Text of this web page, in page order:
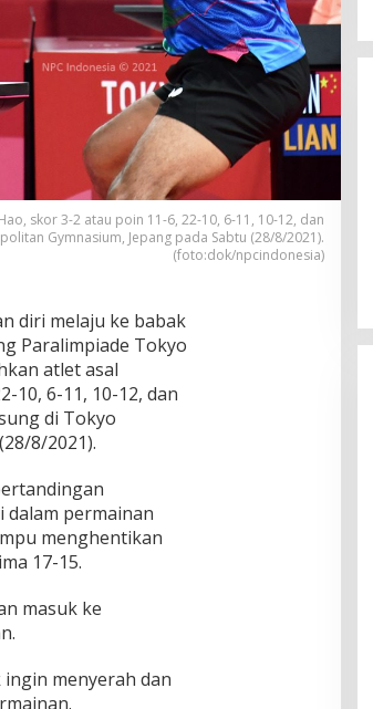
skor 3-2 atau poin 11-6, 22-10, 6-11, 10-12, dan
Gymnasium, Jepang pada Sabtu (28/8/2021).
(foto:dok/npcindonesia)
diri melaju ke babak
Paralimpiade Tokyo
atlet asal
10, 6-11, 10-12, dan
di Tokyo
8/2021).
permainan
menghentikan
17-15.
masuk ke
menyerah dan